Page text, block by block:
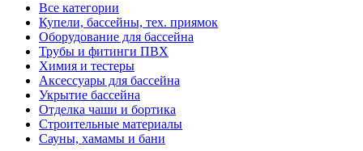
Все категории
Купели, бассейны, тех. приямок
Оборудование для бассейна
Трубы и фитинги ПВХ
Химия и тестеры
Аксессуары для бассейна
Укрытие бассейна
Отделка чаши и бортика
Строительные материалы
Сауны, хамамы и бани